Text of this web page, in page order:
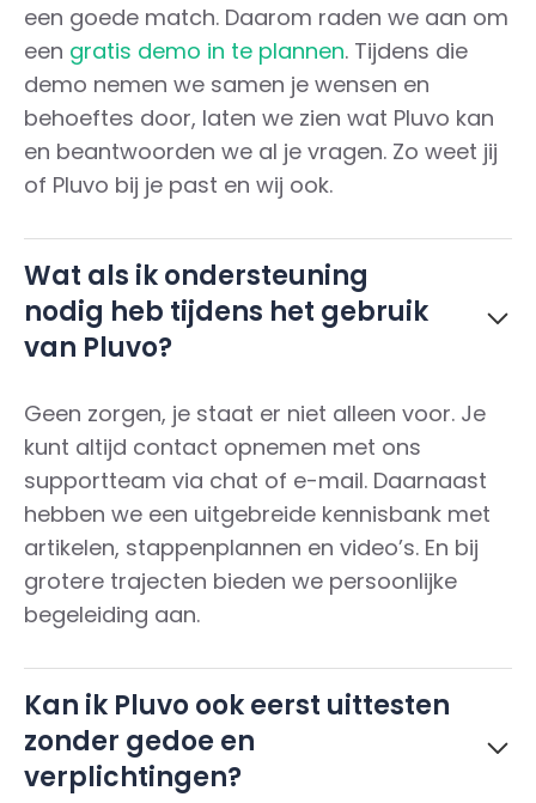
een goede match. Daarom raden we aan om
een gratis demo in te plannen. Tijdens die
demo nemen we samen je wensen en
behoeftes door, laten we zien wat Pluvo kan
en beantwoorden we al je vragen. Zo weet jij
of Pluvo bij je past en wij ook.
Wat als ik ondersteuning
nodig heb tijdens het gebruik
van Pluvo?
Geen zorgen, je staat er niet alleen voor. Je
kunt altijd contact opnemen met ons
supportteam via chat of e-mail. Daarnaast
hebben we een uitgebreide kennisbank met
artikelen, stappenplannen en video’s. En bij
grotere trajecten bieden we persoonlijke
begeleiding aan.
Kan ik Pluvo ook eerst uittesten
zonder gedoe en
verplichtingen?